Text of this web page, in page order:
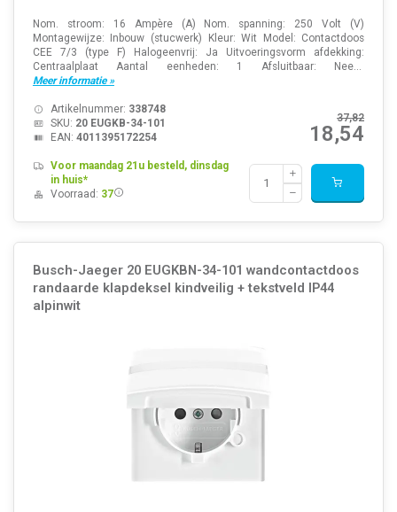
Nom. stroom: 16 Ampère (A) Nom. spanning: 250 Volt (V)
Montagewijze: Inbouw (stucwerk) Kleur: Wit Model: Contactdoos
CEE 7/3 (type F) Halogeenvrij: Ja Uitvoeringsvorm afdekking:
Centraalplaat Aantal eenheden: 1 Afsluitbaar: Nee...
Meer informatie »
37,82
18,54
Artikelnummer: 338748
SKU: 20 EUGKB-34-101
EAN: 4011395172254
Voor maandag 21u besteld, dinsdag
in huis*
Voorraad: 37
Busch-Jaeger 20 EUGKBN-34-101 wandcontactdoos
randaarde klapdeksel kindveilig + tekstveld IP44
alpinwit